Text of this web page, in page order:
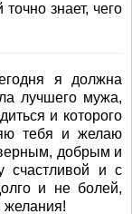
знает, чего
я должна
лучшего мужа,
и которого
тебя и желаю
добрым и
счастливой и с
и не болей,
желания!